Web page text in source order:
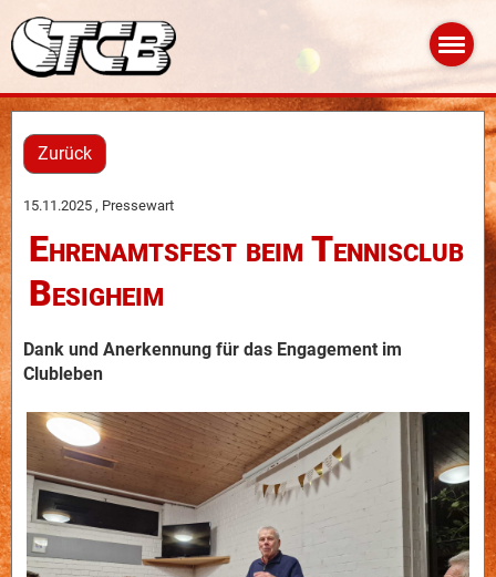
Zurück
15.11.2025 , Pressewart
Ehrenamtsfest beim Tennisclub
Besigheim
Dank und Anerkennung für das Engagement im
Clubleben